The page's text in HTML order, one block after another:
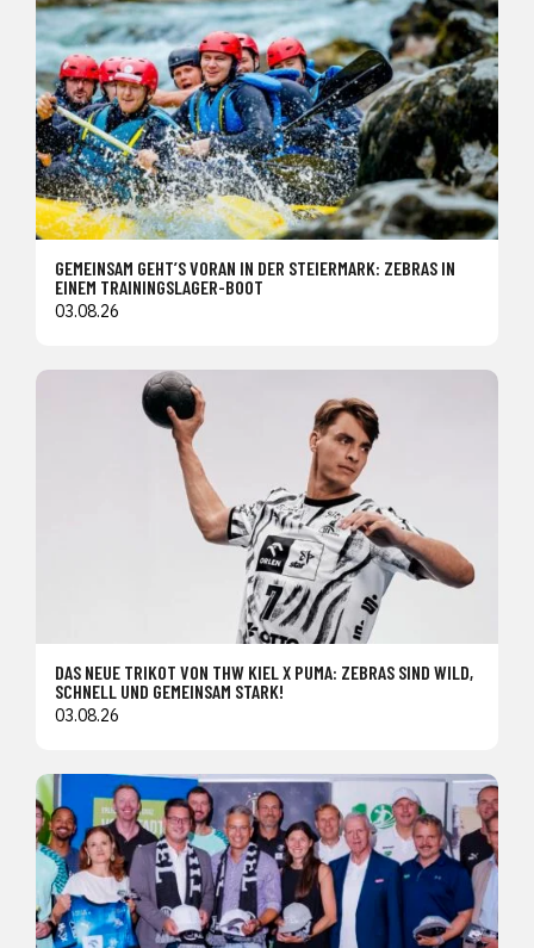
GEMEINSAM GEHT’S VORAN IN DER STEIERMARK: ZEBRAS IN
EINEM TRAININGSLAGER-BOOT
03.08.26
DAS NEUE TRIKOT VON THW KIEL X PUMA: ZEBRAS SIND WILD,
SCHNELL UND GEMEINSAM STARK!
03.08.26